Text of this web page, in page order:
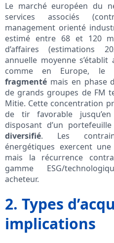
Le marché européen du
services associés
management orienté
estimé entre 68 et 120
d’affaires (estimations
annuelle moyenne
comme en Europe, le
fragmenté mais en phase
de grands groupes de FM
Mitie. Cette concentration
de tir favorable
disposant d’un portefeuille
diversifié. Les
énergétiques exercent
mais la récurrence
gamme ESG/
acheteur.
2. Types
implications